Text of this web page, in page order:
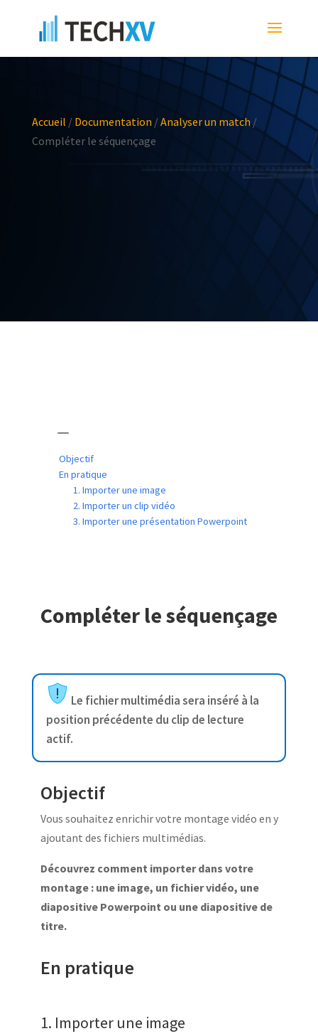
Accueil / Documentation / Analyser un match/
Compléter le séquençage
Objectif
En pratique
1. Importer une image
2. Importer un clip vidéo
3. Importer une présentation Powerpoint
Compléter le séquençage
Le fichier multimédia sera inséré à la
position précédente du clip de lecture
actif.
Objectif
Vous souhaitez enrichir votre montage vidéo en y
ajoutant des fichiers multimédias.
Découvrez comment importer dans votre
montage : une image, un fichier vidéo, une
diapositive Powerpoint ou une diapositive de
titre.
En pratique
1. Importer une image